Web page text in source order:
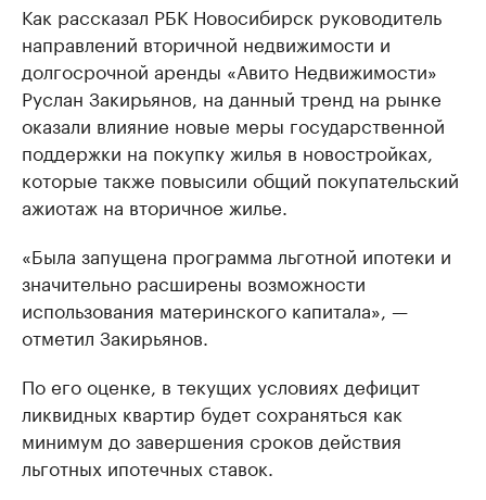
Как рассказал РБК Новосибирск руководитель
направлений вторичной недвижимости и
долгосрочной аренды «Авито Недвижимости»
Руслан Закирьянов, на данный тренд на рынке
оказали влияние новые меры государственной
поддержки на покупку жилья в новостройках,
которые также повысили общий покупательский
ажиотаж на вторичное жилье.
«Была запущена программа льготной ипотеки и
значительно расширены возможности
использования материнского капитала», —
отметил Закирьянов.
По его оценке, в текущих условиях дефицит
ликвидных квартир будет сохраняться как
минимум до завершения сроков действия
льготных ипотечных ставок.